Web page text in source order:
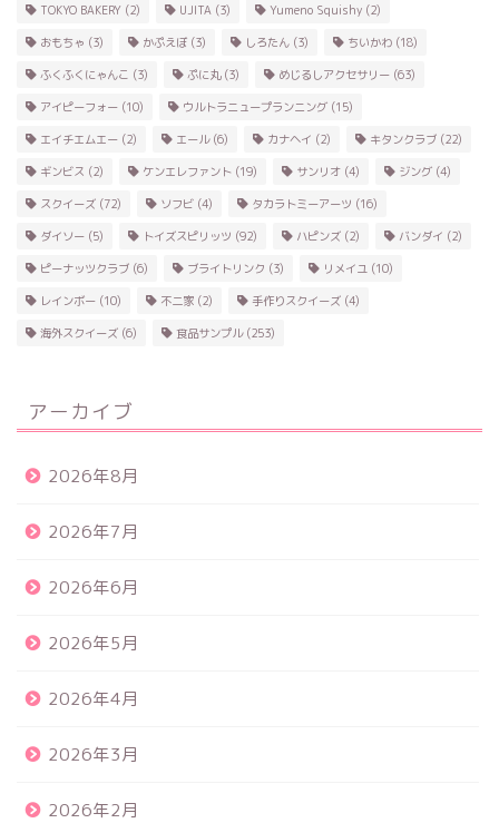
TOKYO BAKERY (2) UJITA (3) Yumeno Squishy (2)
おもちゃ (3) かぷえぼ (3) しろたん (3) ちいかわ (18)
ふくふくにゃんこ (3) ぷに丸(3) めじるしアクセサリー (63)
アイピーフォー (10) ウルトラニュープランニング (15)
エイチエムエー (2) エール(6) カナヘイ (2) キタンクラブ (22)
ギンビス (2) ケンエレファント (19) サンリオ (4) ジング (4)
スクイーズ (72) ソフビ (4) タカラトミーアーツ (16)
ダイソー (5) トイズスピリッツ (92) ハピンズ (2) バンダイ (2)
ピーナッツクラブ (6) ブライトリンク (3) リメイユ (10)
レインボー (10) 不二家 (2) 手作りスクイーズ (4)
海外スクイーズ (6) 食品サンプル(253)
アーカイブ
2026年8月
2026年7月
2026年6月
2026年5月
2026年4月
2026年3月
2026年2月